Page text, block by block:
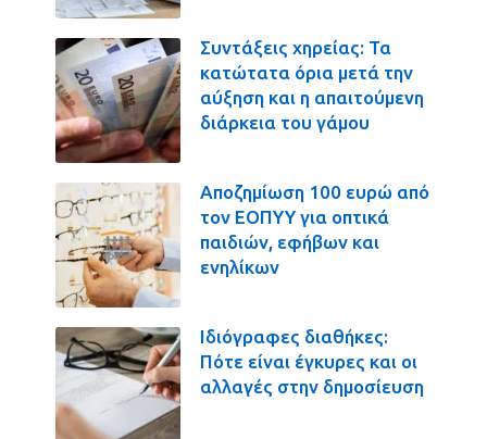
Συντάξεις χηρείας: Τα
κατώτατα όρια μετά την
αύξηση και η απαιτούμενη
διάρκεια του γάμου
Αποζημίωση 100 ευρώ από
τον ΕΟΠΥΥ για οπτικά
παιδιών, εφήβων και
ενηλίκων
Ιδιόγραφες διαθήκες:
Πότε είναι έγκυρες και οι
αλλαγές στην δημοσίευση